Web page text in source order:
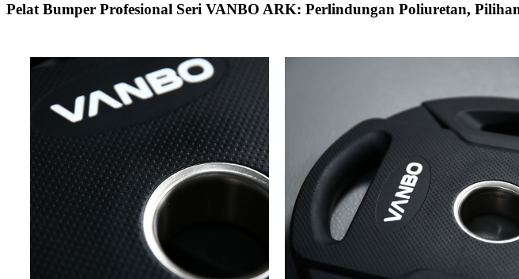
Pelat Bumper Profesional Seri VANBO ARK: Perlindungan Poliuretan,